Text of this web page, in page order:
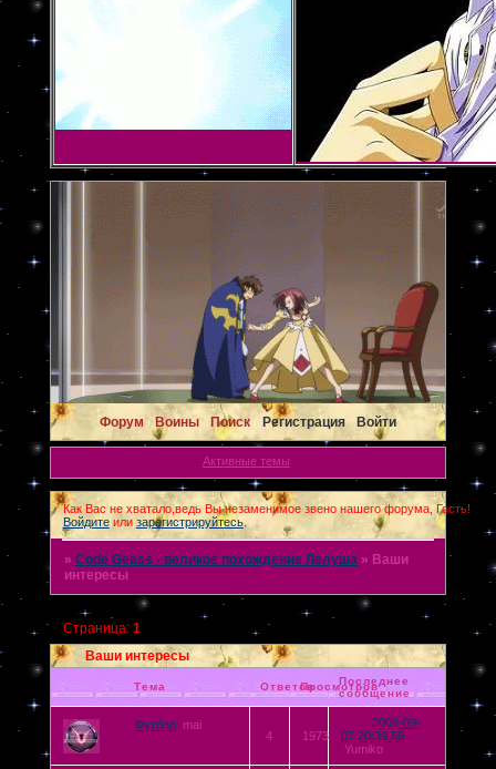
Форум Воины Поиск Регистрация Войти
Активные темы
Как Вас не хватало,ведь Вы незаменимое звено нашего форума, Гость!
Войдитеили зарегистрируйтесь.
» Code Geass - великое похождение Лелуша » Ваши
интересы
Ваши интересы
Страница: 1
Тема ОтветовПросмотров
Последнее
сообщение
Футбол
mai
4
1973
2008-09-
07 20:39:59
Yumiko